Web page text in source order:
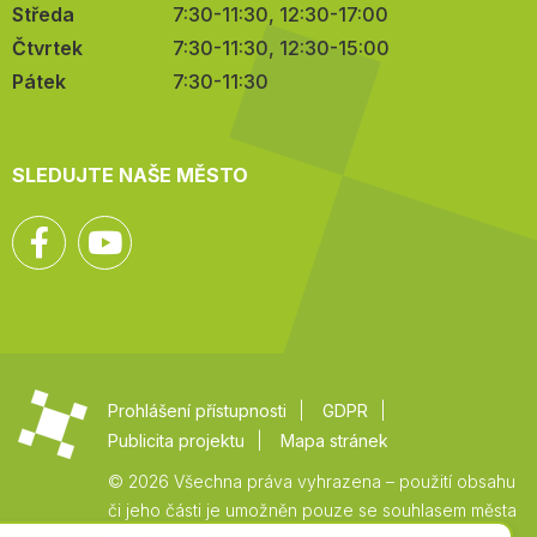
Středa
7:30-11:30, 12:30-17:00
Čtvrtek
7:30-11:30, 12:30-15:00
Pátek
7:30-11:30
SLEDUJTE NAŠE MĚSTO
Facebook
Prohlášení přístupnosti
GDPR
Publicita projektu
Mapa stránek
© 2026 Všechna práva vyhrazena – použití obsahu
či jeho části je umožněn pouze se souhlasem města